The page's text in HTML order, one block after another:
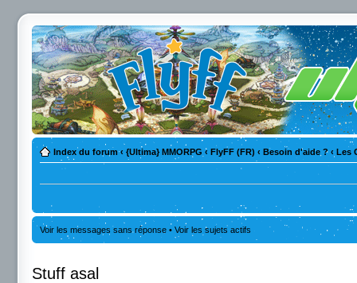
Index du forum ‹ {Ultima} MMORPG ‹ FlyFF (FR) ‹ Besoin d'aide ? ‹ Les
Voir les messages sans réponse • Voir les sujets actifs
Stuff asal